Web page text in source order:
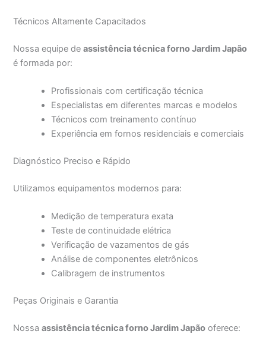
Técnicos Altamente Capacitados
Nossa equipe deassistência técnica forno Jardim Japão
é formada por:
Profissionais com certificação técnica
Especialistas em diferentes marcas e modelos
Técnicos com treinamento contínuo
Experiência em fornos residenciais e comerciais
Diagnóstico Preciso e Rápido
Utilizamos equipamentos modernos para:
Medição de temperatura exata
Teste de continuidade elétrica
Verificação de vazamentos de gás
Análise de componentes eletrônicos
Calibragem de instrumentos
Peças Originais e Garantia
Nossaassistência técnica forno Jardim Japão oferece: